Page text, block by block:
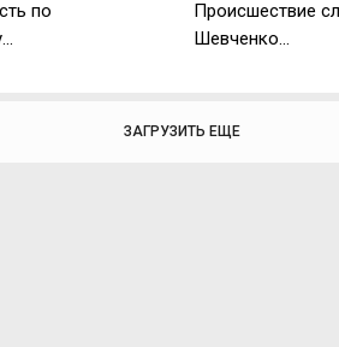
по
Происшествие
Шевченко...
ЗАГРУЗИТЬ ЕЩЕ